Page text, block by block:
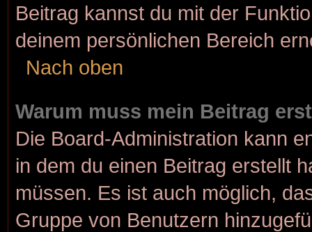
Beitrag kannst du mit der
deinem persönlichen Bereich
Nach oben
Warum muss mein Beitrag
Die Board-Administration kann
in dem du einen Beitrag erstellt
müssen. Es ist auch möglich,
Gruppe von Benutzern